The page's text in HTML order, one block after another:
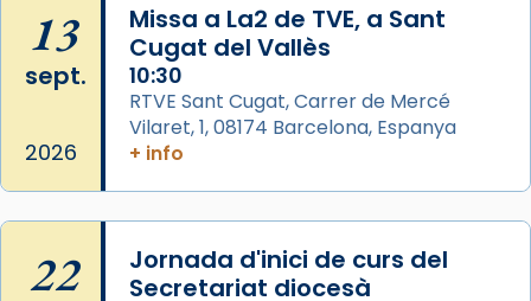
📸 Dr. G. Simón
View on Facebook · Share
Arquebisbat de Barcelona
Memòria de les santes Juliana i
Semproniana, verges i màrtirs.
13
sept.
2026
Missa a La2 de TVE, a Sant
Cugat del Vallès
10:30
RTVE Sant Cugat, Carrer de Mercé
Vilaret, 1, 08174 Barcelona, Espanya
+ info
22
Jornada d'inici de curs del
Secretariat diocesà